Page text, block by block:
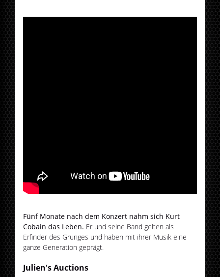
Fünf Monate nach dem Konzert nahm sich Kurt
Cobain das Leben. Er und seine Band gelten als
Erfinder des Grunges und haben mit ihrer Musik eine
ganze Generation geprägt.
Julien's Auctions